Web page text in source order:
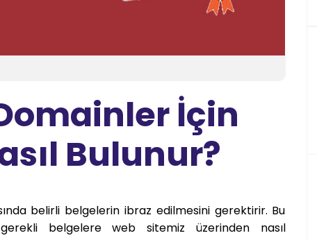
İçin
Bulunur?
belirli belgelerin ibraz edilmesini gerektirir. Bu
belgelere web sitemiz üzerinden nasıl